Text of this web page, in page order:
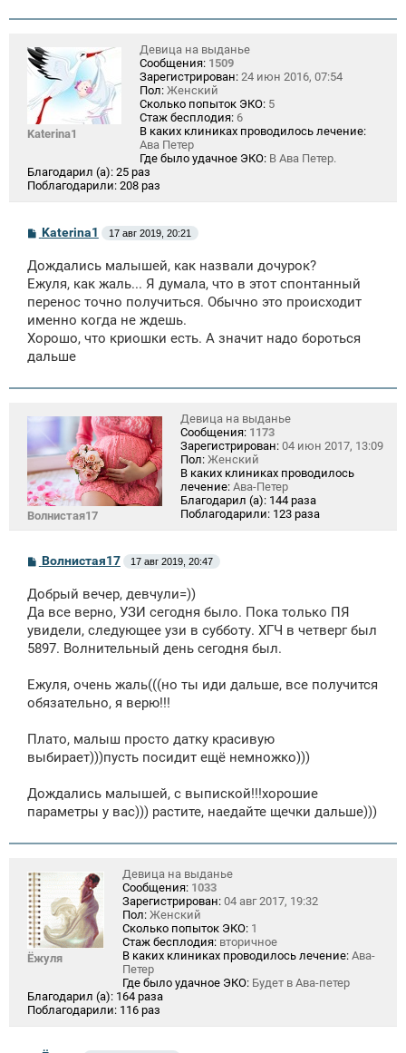
е
Katerina1
Девица на выданье
Сообщения: 1509
Зарегистрирован: 24 июн 2016, 07:54
Пол: Женский
Сколько попыток ЭКО: 5
Стаж бесплодия: 6
В каких клиниках проводилось лечение:
Ава Петер
Где было удачное ЭКО: В Ава Петер.
Благодарил (а): 25 раз
Поблагодарили: 208 раз
С
б
щ
н
и
Katerina1 17 авг 2019, 20:21
Дождались малышей, как назвали дочурок?
Ежуля, как жаль... Я думала, что в этот спонтанный
перенос точно получиться. Обычно это происходит
именно когда не ждешь.
Хорошо, что криошки есть. А значит надо бороться
дальше
Волнистая17
Девица на выданье
Сообщения: 1173
Зарегистрирован: 04 июн 2017, 13:09
Пол: Женский
В каких клиниках проводилось
лечение: Ава-Петер
Благодарил (а): 144 раза
Поблагодарили: 123 раза
С
б
щ
н
и
Волнистая17 17 авг 2019, 20:47
Добрый вечер, девчули=))
Да все верно, УЗИ сегодня было. Пока только ПЯ
увидели, следующее узи в субботу. ХГЧ в четверг был
5897. Волнительный день сегодня был.
Ежуля, очень жаль(((но ты иди дальше, все получится
обязательно, я верю!!!
Плато, малыш просто датку красивую
выбирает)))пусть посидит ещё немножко)))
Дождались малышей, с выпиской!!!хорошие
параметры у вас))) растите, наедайте щечки дальше)))
Ёжуля
Девица на выданье
Сообщения: 1033
Зарегистрирован: 04 авг 2017, 19:32
Пол: Женский
Сколько попыток ЭКО: 1
Стаж бесплодия: вторичное
В каких клиниках проводилось лечение: Ава-
Петер
Где было удачное ЭКО: Будет в Ава-петер
Благодарил (а): 164 раза
Поблагодарили: 116 раз